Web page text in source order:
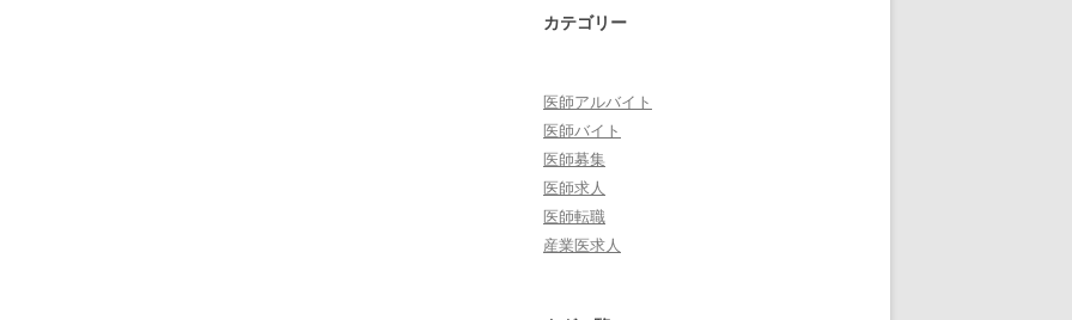
カテゴリー
医師アルバイト
医師バイト
医師募集
医師求人
医師転職
産業医求人